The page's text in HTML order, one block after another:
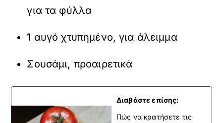
για τα φύλλα
1 αυγό χτυπημένο, για άλειμμα
Σουσάμι, προαιρετικά
Διαβάστε επίσης:
Πώς να κρατήσετε τις